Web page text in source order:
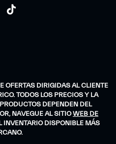
OFERTAS DIRIGIDAS AL CLIENTE
TODOS LOS PRECIOS Y LA
DEPENDEN DEL
NAVEGUE AL SITIOWEB DE
INVENTARIO DISPONIBLE MÁS